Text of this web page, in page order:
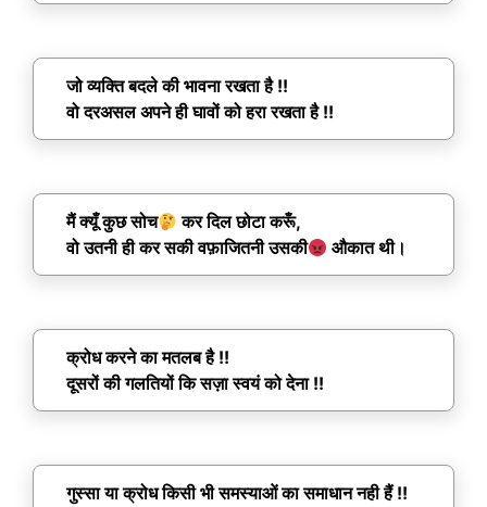
जो व्यक्ति बदले की भावना रखता है !!
वो दरअसल अपने ही घावों को हरा रखता है !!
मैं क्यूँ कुछ सोच
कर दिल छोटा करूँ,
वो उतनी ही कर सकी वफ़ाजितनी उसकी
औकात थी।
क्रोध करने का मतलब है !!
दूसरों की गलतियों कि सज़ा स्वयं को देना !!
गुस्सा या क्रोध किसी भी समस्याओं का समाधान नही हैं !!